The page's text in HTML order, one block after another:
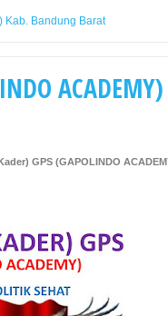
Kab. Bandung Barat
GPS (GAPOLINDO